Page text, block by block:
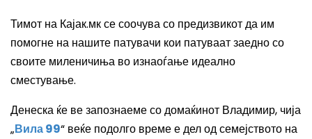
Тимот на Кајак.мк се соочува со предизвикот да им
помогне на нашите патувачи кои патуваат заедно со
своите миленичиња во изнаоѓање идеално
сместување.
Денеска ќе ве запознаеме со домаќинот Владимир, чија
„Вила 99“ веќе подолго време е дел од семејството на